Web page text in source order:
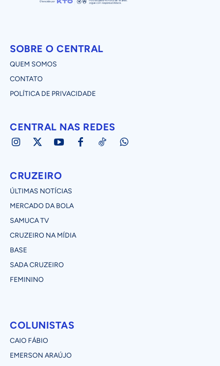
SOBRE O CENTRAL
QUEM SOMOS
CONTATO
POLÍTICA DE PRIVACIDADE
CENTRAL NAS REDES
CRUZEIRO
ÚLTIMAS NOTÍCIAS
MERCADO DA BOLA
SAMUCA TV
CRUZEIRO NA MÍDIA
BASE
SADA CRUZEIRO
FEMININO
COLUNISTAS
CAIO FÁBIO
EMERSON ARAÚJO